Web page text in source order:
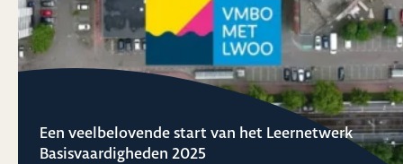
Een veelbelovende start van het Leernetwerk
Basisvaardigheden 2025